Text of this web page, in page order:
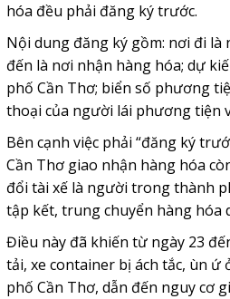
hóa đều phải đăng ký trước.
Nội dung đăng ký gồm: nơi đi là
đến là nơi nhận hàng hóa; dự
phố Cần Thơ; biển số phương
thoại của người lái phương tiện
Bên cạnh việc phải “đăng ký
Cần Thơ giao nhận hàng hóa
đổi tài xế là người trong thành
tập kết, trung chuyển hàng hóa
Điều này đã khiến từ ngày 23
tải, xe container bị ách tắc, ùn ứ
phố Cần Thơ, dẫn đến nguy cơ